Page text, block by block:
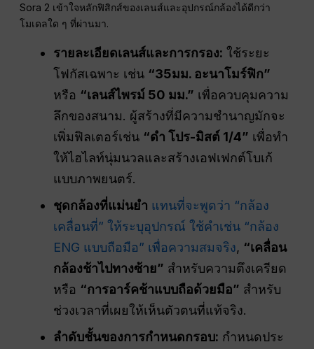
Sora 2 เข้าใจหลักฟิสิกส์ของเลนส์และอุปกรณ์กล้องได้ดีกว่า
โมเดลใด ๆ ที่ผ่านมา.
รายละเอียดเลนส์และการกรอง: ใช้ระยะ
โฟกัสเฉพาะ เช่น “35มม. อะนาโมร์ฟิก”
หรือ “เลนส์ไพรม์ 50 มม.” เพื่อควบคุมความ
ลึกของสนาม. ผู้สร้างที่มีความชำนาญมักจะ
เพิ่มฟิลเตอร์เช่น “ดำ โปร-มิสต์ 1/4” เพื่อทำ
ให้ไฮไลท์นุ่มนวลและสร้างเอฟเฟกต์โบเก้
แบบภาพยนตร์.
ชุดกล้องที่แม่นยำ แทนที่จะพูดว่า “กล้อง
เคลื่อนที่” ให้ระบุอุปกรณ์ ใช้คำเช่น “กล้อง
ENG แบบถือมือ” เพื่อความสมจริง, “เคลื่อน
กล้องช้าไปทางซ้าย” สำหรับความตึงเครียด
หรือ “การอาร์คช้าแบบถือด้วยมือ” สำหรับ
ช่วงเวลาที่เผยให้เห็นตัวตนที่แท้จริง.
ลำดับชั้นของการกำหนดกรอบ: กำหนดประ